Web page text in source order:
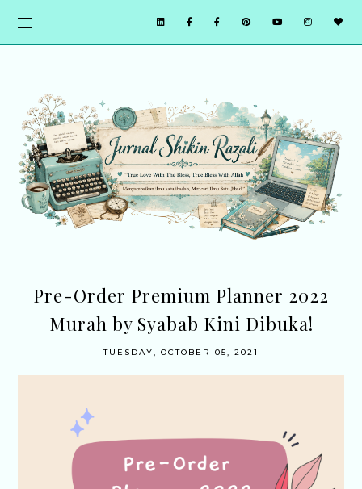
Pre-Order Premium Planner 2022
Murah by Syabab Kini Dibuka!
TUESDAY, OCTOBER 05, 2021